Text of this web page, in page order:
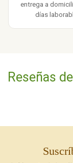
entrega a
días
Reseñas